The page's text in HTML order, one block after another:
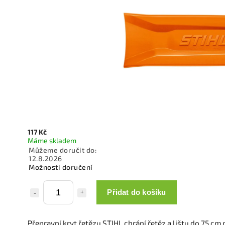
117 Kč
Máme skladem
Můžeme doručit do:
12.8.2026
Možnosti doručení
Přidat do košíku
Přepravní kryt řetězu STIHL chrání řetěz a lištu do 75 cm